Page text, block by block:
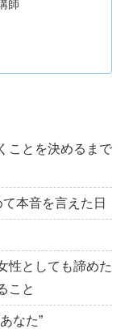
師
ことを決めるまで
本音を言えた日
性としても諦めた
こと
なた”